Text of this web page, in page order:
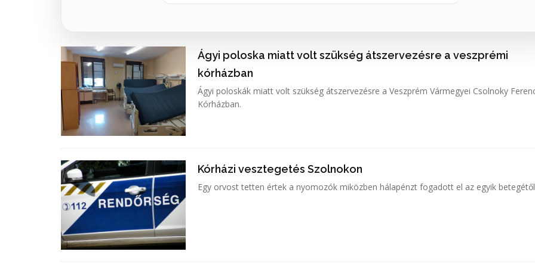
Ágyi poloska miatt volt szükség átszervezésre a veszprémi
kórházban
Ágyi poloskák miatt volt szükség átszervezésre a Veszprém Vármegyei Csolnoky
Kórházban.
Kórházi vesztegetés Szolnokon
Egy orvost tetten értek a nyomozók miközben hálapénzt fogadott el az egyik